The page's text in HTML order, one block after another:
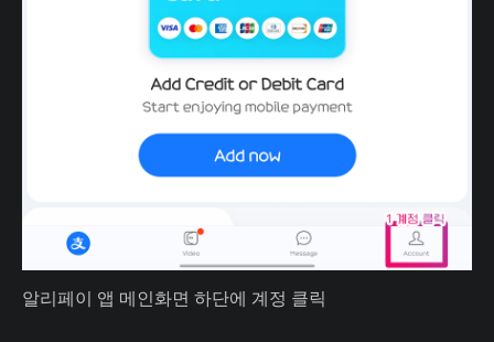
알리페이 앱 메인화면 하단에 계정 클릭